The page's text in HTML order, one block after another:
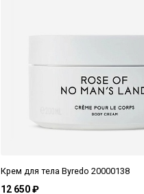
Крем для тела Byredo 20000138
12 650 ₽